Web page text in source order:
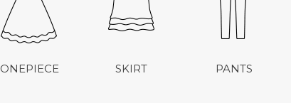
ONEPIECE SKIRT PANTS